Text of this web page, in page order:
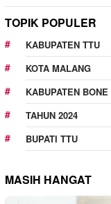
TOPIK POPULER
KABUPATEN TTU
KOTA MALANG
KABUPATEN BONE
TAHUN 2024
BUPATI TTU
MASIH HANGAT